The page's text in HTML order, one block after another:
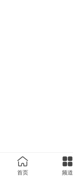
首页 频道